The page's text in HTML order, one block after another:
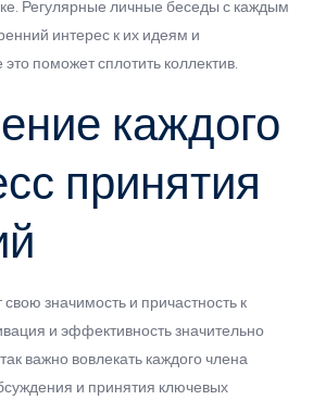
Регулярные личные беседы с каждым
интерес к их идеям и
поможет сплотить коллектив.
каждого
принятия
значимость и причастность к
и эффективность значительно
важно вовлекать каждого члена
и принятия ключевых